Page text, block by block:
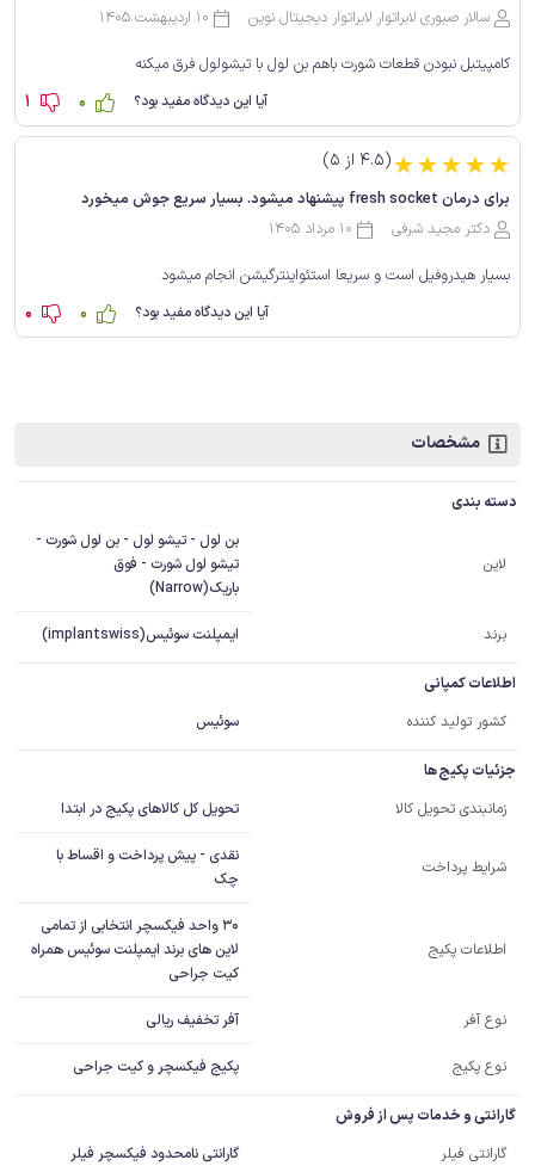
سالار صبوری لابراتوار لابراتوار دیجیتال نوین
10 اردیبهشت 1405
کامپیتبل نبودن قطعات شورت باهم بن لول با تیشو‌لول فرق میکنه
آیا این دیدگاه مفید بود؟ 0
1
(4.5 از 5)☆☆☆☆☆
برای درمان fresh socket پیشنهاد میشود. بسیار سریع جوش میخورد
دکتر مجید شرفی
10 مرداد 1405
بسیار هیدروفیل است و سریعا استئواینترگیشن انجام میشود
آیا این دیدگاه مفید بود؟ 0
0
مشخصات
دسته بندی
لاین
بن لول - تیشو لول - بن لول شورت -
تیشو لول شورت - فوق
باریک(Narrow)
برند ایمپلنت سوئیس(implantswiss)
اطلاعات کمپانی
کشور تولید کننده
سوئیس
جزئیات پکیج ها
زمانبندی تحویل کالا
تحویل کل کالاهای پکیج در ابتدا
شرایط پرداخت
نقدی - پیش پرداخت و اقساط با
چک
اطلاعات پکیج
کیت جراحی
نوع آفر آفر تخفیف ریالی
نوع پکیج پکیج فیکسچر و کیت جراحی
گارانتی و خدمات پس از فروش
گارانتی فیلر
گارانتی نامحدود فیکسچر فیلر